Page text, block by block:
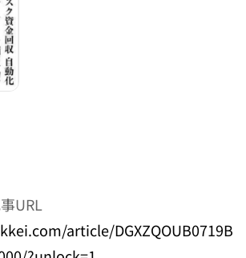
URL
article/DGXZQOUB0719B